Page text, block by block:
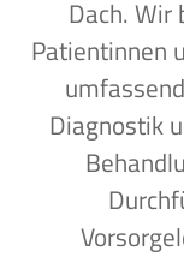
Dach. Wir
Patientinnen
Diagnostik